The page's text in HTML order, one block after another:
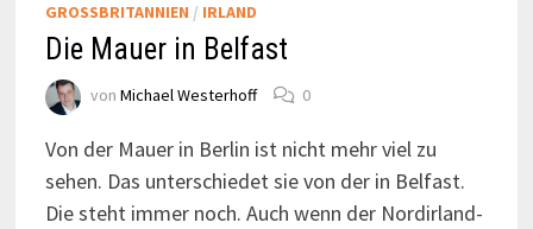
GROSSBRITANNIEN / IRLAND
Die Mauer in Belfast
von Michael Westerhoff 0
Von der Mauer in Berlin ist nicht mehr viel zu
sehen. Das unterschiedet sie von der in Belfast.
Die steht immer noch. Auch wenn der Nordirland-